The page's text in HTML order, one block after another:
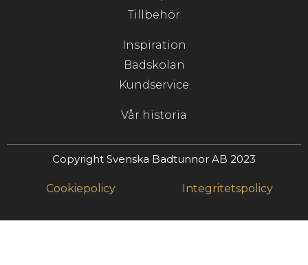
Tillbehör
Inspiration
Badskolan
Kundservice
Vår historia
Copyright Svenska Badtunnor AB 2023
Cookiepolicy Integritetspolicy